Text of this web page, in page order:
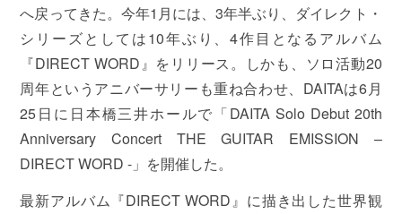
へ戻ってきた。今年1月には、3年半ぶり、ダイレクト・
シリーズとしては10年ぶり、4作目となるアルバム
『DIRECT WORD』をリリース。しかも、ソロ活動20
周年というアニバーサリーも重ね合わせ、DAITAは6月
25日に日本橋三井ホールで「DAITA Solo Debut 20th
Anniversary Concert THE GUITAR EMISSION –
DIRECT WORD -」を開催した。
最新アルバム『DIRECT WORD』に描き出した世界観